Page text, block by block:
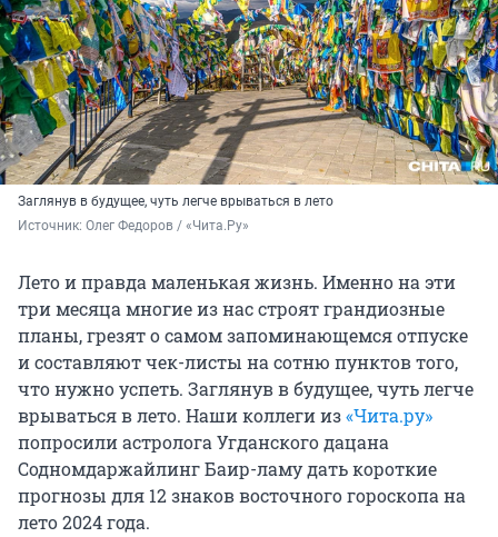
Заглянув в будущее, чуть легче врываться в лето
Источник: Олег Федоров / «Чита.Ру»
Лето и правда маленькая жизнь. Именно на эти
три месяца многие из нас строят грандиозные
планы, грезят о самом запоминающемся отпуске
и составляют чек-листы на сотню пунктов того,
что нужно успеть. Заглянув в будущее, чуть легче
врываться в лето. Наши коллеги из«Чита.ру»
попросили астролога Угданского дацана
Содномдаржайлинг Баир-ламу дать короткие
прогнозы для 12 знаков восточного гороскопа на
лето 2024 года.